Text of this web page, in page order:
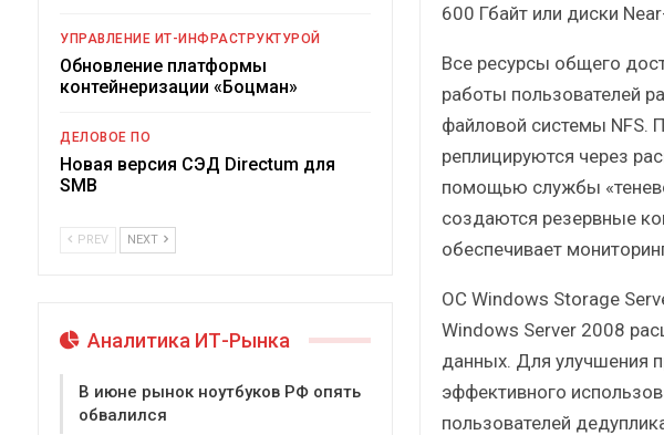
600 Гбайт или диски
Все ресурсы общего
работы пользователей
файловой системы NFS.
реплицируются через
помощью службы
создаются резервные
обеспечивает
ОС Windows Storage
Windows Server 2008
данных. Для улучшения
эффективного
пользователей
УПРАВЛЕНИЕ ИТ-ИНФРАСТРУКТУРОЙ
Обновление платформы
контейнеризации «Боцман»
ДЕЛОВОЕ ПО
Новая версия СЭД Directum для
SMB
PREV NEXT
Аналитика ИТ-Рынка
В июне рынок ноутбуков РФ опять
обвалился